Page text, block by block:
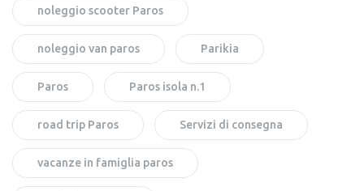
noleggio scooter Paros
noleggio van paros Parikia
Paros Paros isola n.1
road trip Paros Servizi di consegna
vacanze in famiglia paros